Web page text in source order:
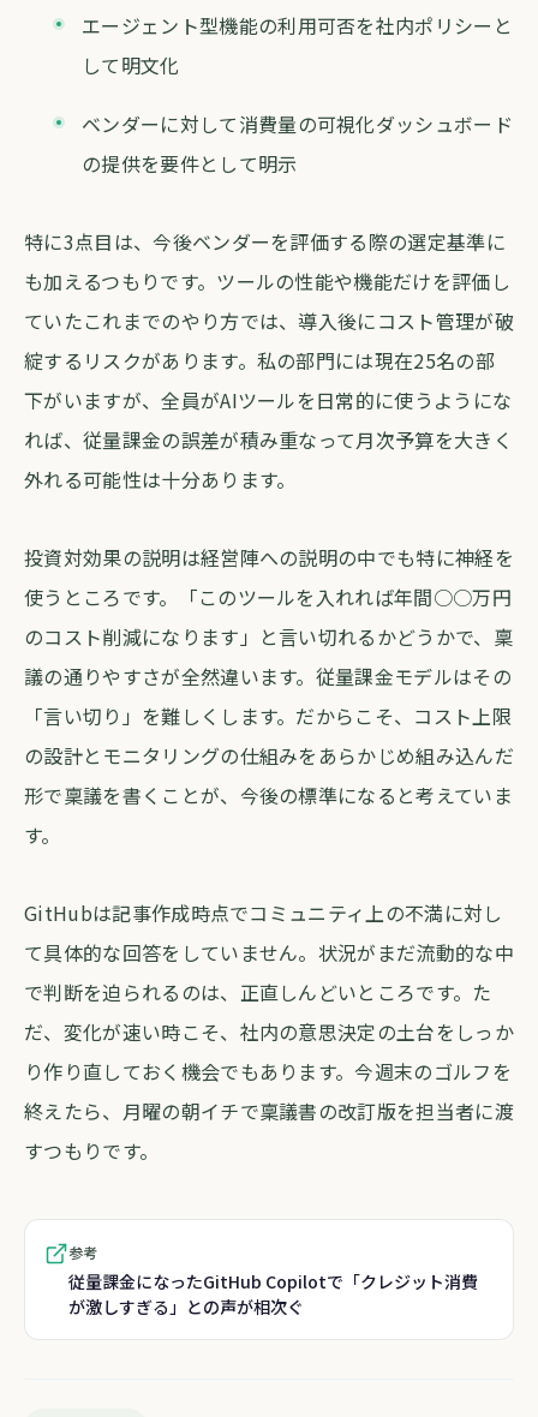
エージェント型機能の利用可否を社内ポリシーと
して明文化
ベンダーに対して消費量の可視化ダッシュボード
の提供を要件として明示
特に3点目は、今後ベンダーを評価する際の選定基準に
も加えるつもりです。ツールの性能や機能だけを評価し
ていたこれまでのやり方では、導入後にコスト管理が破
綻するリスクがあります。私の部門には現在25名の部
下がいますが、全員がAIツールを日常的に使うようにな
れば、従量課金の誤差が積み重なって月次予算を大きく
外れる可能性は十分あります。
投資対効果の説明は経営陣への説明の中でも特に神経を
使うところです。「このツールを入れれば年間○○万円
のコスト削減になります」と言い切れるかどうかで、稟
議の通りやすさが全然違います。従量課金モデルはその
「言い切り」を難しくします。だからこそ、コスト上限
の設計とモニタリングの仕組みをあらかじめ組み込んだ
形で稟議を書くことが、今後の標準になると考えていま
す。
GitHubは記事作成時点でコミュニティ上の不満に対し
て具体的な回答をしていません。状況がまだ流動的な中
で判断を迫られるのは、正直しんどいところです。た
だ、変化が速い時こそ、社内の意思決定の土台をしっか
り作り直しておく機会でもあります。今週末のゴルフを
終えたら、月曜の朝イチで稟議書の改訂版を担当者に渡
すつもりです。
参考
従量課金になったGitHub Copilotで「クレジット消費
が激しすぎる」との声が相次ぐ